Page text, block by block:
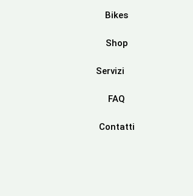
Bikes
Shop
Servizi
FAQ
Contatti